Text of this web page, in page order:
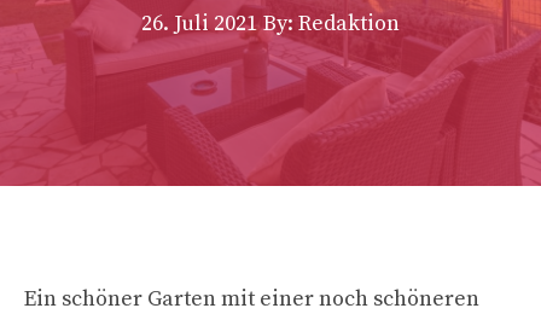
26. Juli 2021 By: Redaktion
Ein schöner Garten mit einer noch schöneren